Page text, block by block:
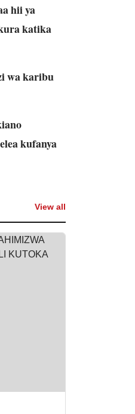
hii ya
katika
wa karibu
kufanya
View all